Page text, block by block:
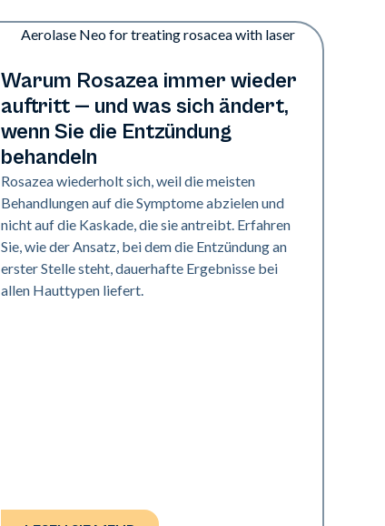
Gesundheit der Haut
Warum Rosazea immer wieder
auftritt — und was sich ändert,
wenn Sie die Entzündung
behandeln
Rosazea wiederholt sich, weil die meisten
Behandlungen auf die Symptome abzielen und
nicht auf die Kaskade, die sie antreibt. Erfahren
Sie, wie der Ansatz, bei dem die Entzündung an
erster Stelle steht, dauerhafte Ergebnisse bei
allen Hauttypen liefert.